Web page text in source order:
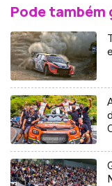
Pode também